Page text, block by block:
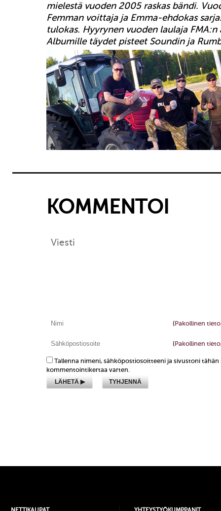
mielestä vuoden 2005 raskas bändi.
Femman voittaja ja Emma-ehdokas
tulokas. Hyyrynen vuoden laulaja FMA:n
Albumille täydet pisteet Soundin ja
KOMMENTOI
(Pakollinen tieto
(Pakollinen
Tallenna nimeni, sähköpostiosoitteeni ja sivustoni tähän
kommentointikertaa varten.